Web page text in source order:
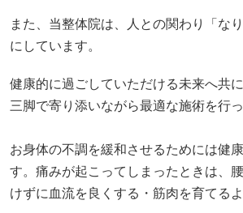
また、当整体院は、人との関わり「な
にしています。
健康的に過ごしていただける未来へ共
三脚で寄り添いながら最適な施術を行っ
お身体の不調を緩和させるためには健
す。痛みが起こってしまったときは、
けずに血流を良くする・筋肉を育てる